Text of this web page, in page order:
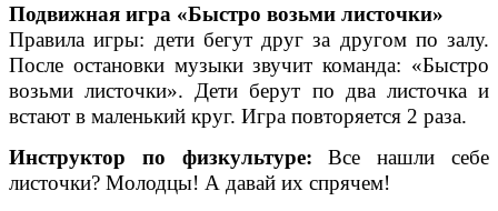
Подвижная игра «Быстро возьми листочки»
Правила игры: дети бегут друг за другом по залу.
После остановки музыки звучит команда: «Быстро
возьми листочки». Дети берут по два листочка и
встают в маленький круг. Игра повторяется 2 раза.
Инструктор по физкультуре: Все нашли себе
листочки? Молодцы! А давай их спрячем!